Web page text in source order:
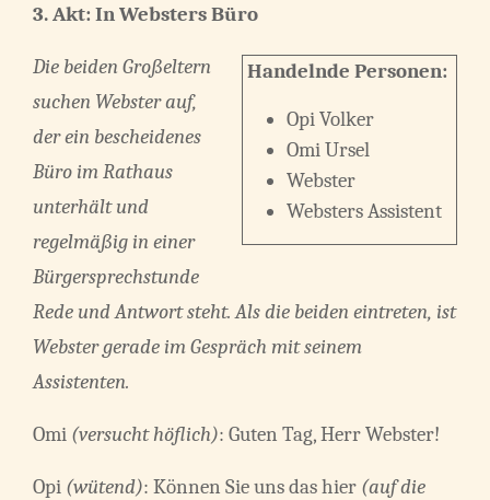
3. Akt: In Websters Büro
Handelnde Personen:
Opi Volker
Omi Ursel
Webster
Websters Assistent
Die beiden Großeltern
suchen Webster auf,
der ein bescheidenes
Büro im Rathaus
unterhält und
regelmäßig in einer
Bürgersprechstunde
Rede und Antwort steht. Als die beiden eintreten, ist
Webster gerade im Gespräch mit seinem
Assistenten.
Omi (versucht höflich): Guten Tag, Herr Webster!
Opi (wütend): Können Sie uns das hier (auf die